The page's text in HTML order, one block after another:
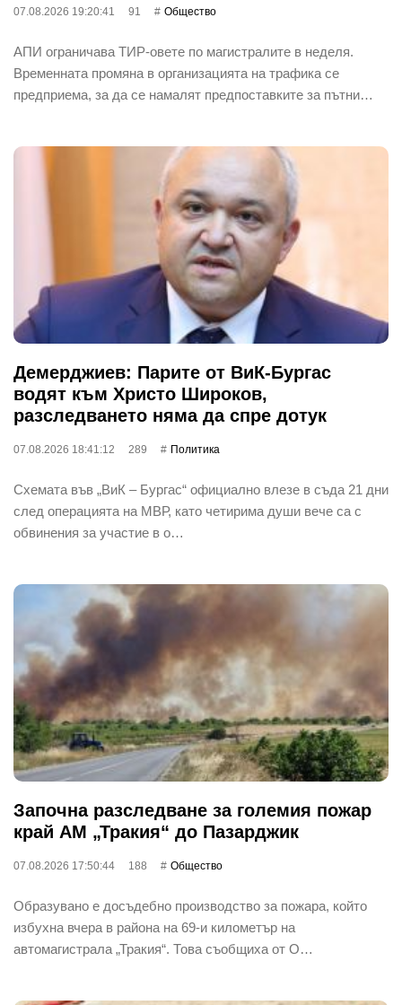
07.08.2026 19:20:41 91 Общество
АПИ ограничава ТИР-овете по магистралите в неделя.
Временната промяна в организацията на трафика се
предприема, за да се намалят предпоставките за пътни…
Демерджиев: Парите от ВиК-Бургас
водят към Христо Широков,
разследването няма да спре дотук
07.08.2026 18:41:12 289 Политика
Схемата във „ВиК – Бургас“ официално влезе в съда 21 дни
след операцията на МВР, като четирима души вече са с
обвинения за участие в о…
Започна разследване за големия пожар
край АМ „Тракия“ до Пазарджик
07.08.2026 17:50:44 188 Общество
Образувано е досъдебно производство за пожара, който
избухна вчера в района на 69-и километър на
автомагистрала „Тракия“. Това съобщиха от О…